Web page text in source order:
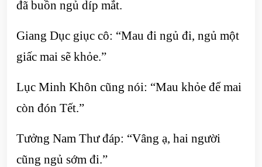
đã buồn ngủ díp mắt.
Giang Dục giục cô: “Mau đi ngủ đi, ngủ một
giấc mai sẽ khỏe.”
Lục Minh Khôn cũng nói: “Mau khỏe để mai
còn đón Tết.”
Tưởng Nam Thư đáp: “Vâng ạ, hai người
cũng ngủ sớm đi.”